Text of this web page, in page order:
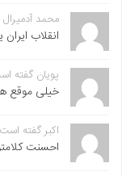
محمد
انقلاب
پویان گفته
خیلی موقع
اکبر گفته
احسنت